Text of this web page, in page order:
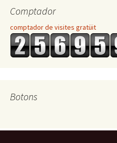
Comptador
comptador de visites gratüit
Botons